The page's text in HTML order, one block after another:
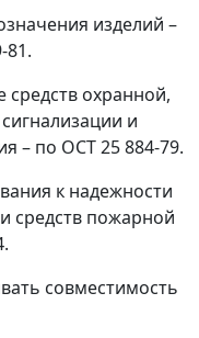
изделий –
81.
средств охранной,
и
– по ОСТ 25 884-79.
к надежности
средств пожарной
совместимость